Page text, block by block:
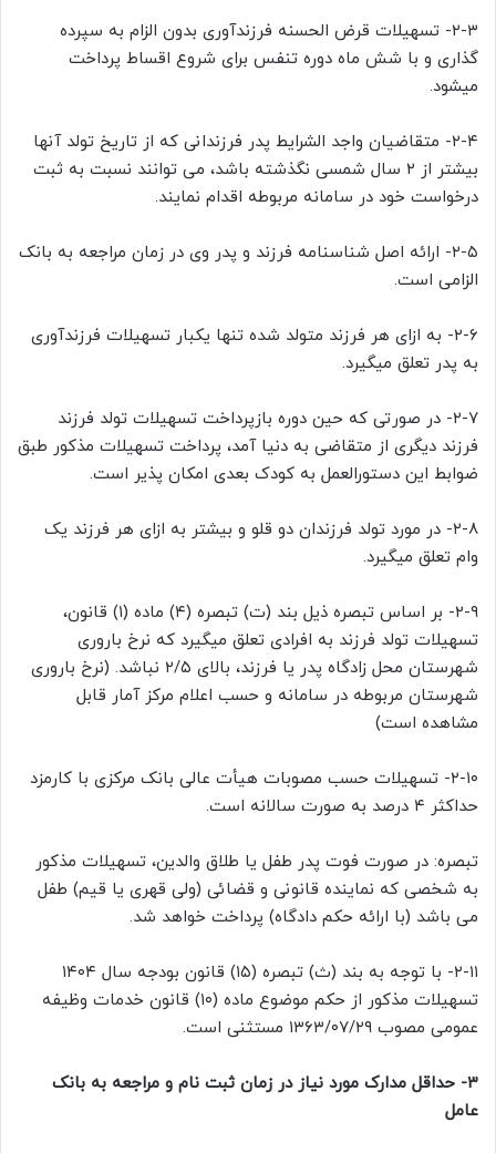
۲-۳- تسهیلات قرض الحسنه فرزندآوری بدون الزام به سپرده
گذاری و با شش ماه دوره تنفس برای شروع اقساط پرداخت
میشود.
۲-۴- متقاضیان واجد الشرایط پدر فرزندانی که از تاریخ تولد آنها
بیشتر از ۲ سال شمسی نگذشته باشد، می توانند نسبت به ثبت
درخواست خود در سامانه مربوطه اقدام نمایند.
۲-۵- ارائه اصل شناسنامه فرزند و پدر وی در زمان مراجعه به بانک
الزامی است.
۲-۶- به ازای هر فرزند متولد شده تنها یکبار تسهیلات فرزندآوری
به پدر تعلق میگیرد.
۲-۷- در صورتی که حین دوره بازپرداخت تسهیلات تولد فرزند
فرزند دیگری از متقاضی به دنیا آمد، پرداخت تسهیلات مذکور طبق
ضوابط این دستورالعمل به کودک بعدی امکان پذیر است.
۲-۸- در مورد تولد فرزندان دو قلو و بیشتر به ازای هر فرزند یک
وام تعلق میگیرد.
۲-۹- بر اساس تبصره ذیل بند (ت) تبصره (۴) ماده (۱) قانون،
تسهیلات تولد فرزند به افرادی تعلق میگیرد که نرخ باروری
شهرستان محل زادگاه پدر یا فرزند، بالای ۲/۵ نباشد. (نرخ باروری
شهرستان مربوطه در سامانه و حسب اعلام مرکز آمار قابل
مشاهده است)
۲-۱۰- تسهیلات حسب مصوبات هیأت عالی بانک مرکزی با کارمزد
حداکثر ۴ درصد به صورت سالانه است.
تبصره: در صورت فوت پدر طفل یا طلاق والدین، تسهیلات مذکور
به شخصی که نماینده قانونی و قضائی (ولی قهری یا قیم) طفل
می باشد (با ارائه حکم دادگاه) پرداخت خواهد شد.
۲-۱۱- با توجه به بند (ث) تبصره (۱۵) قانون بودجه سال ۱۴۰۴
تسهیلات مذکور از حکم موضوع ماده (۱۰) قانون خدمات وظیفه
عمومی مصوب ۱۳۶۳/۰۷/۲۹ مستثنی است.
۳- حداقل مدارک مورد نیاز در زمان ثبت نام و مراجعه به بانک
عامل